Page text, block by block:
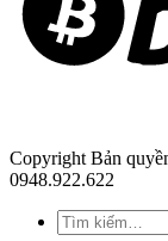
Copyright Bản
0948.922.622